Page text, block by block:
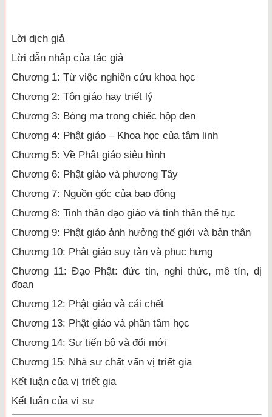
Lời dịch giả
Lời dẫn nhập của tác giả
Chương 1: Từ việc nghiên cứu khoa học
Chương 2: Tôn giáo hay triết lý
Chương 3: Bóng ma trong chiếc hộp đen
Chương 4: Phật giáo – Khoa học của tâm linh
Chương 5: Về Phật giáo siêu hình
Chương 6: Phật giáo và phương Tây
Chương 7: Nguồn gốc của bạo động
Chương 8: Tinh thần đạo giáo và tinh thần thế tục
Chương 9: Phật giáo ảnh hưởng thế giới và bản thân
Chương 10: Phật giáo suy tàn và phục hưng
Chương 11: Đạo Phật: đức tin, nghi thức, mê tín, dị
đoan
Chương 12: Phật giáo và cái chết
Chương 13: Phật giáo và phân tâm học
Chương 14: Sự tiến bộ và đổi mới
Chương 15: Nhà sư chất vấn vị triết gia
Kết luận của vị triết gia
Kết luận của vị sư